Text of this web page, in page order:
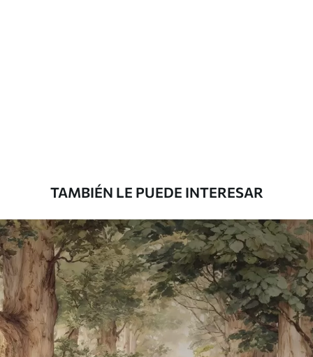
Peel and Stick
12.77$7.66/sq ft
TAMBIÉN LE PUEDE INTERESAR